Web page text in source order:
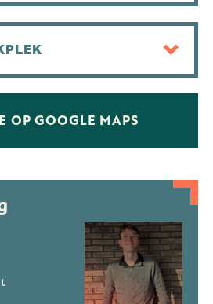
OP GOOGLE MAPS